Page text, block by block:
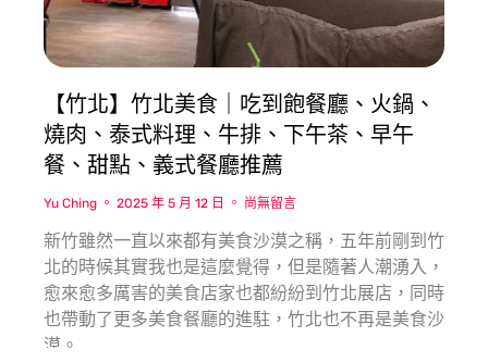
【竹北】竹北美食｜吃到飽餐廳、火鍋、
燒肉、泰式料理、牛排、下午茶、早午
餐、甜點、義式餐廳推薦
Yu Ching 2025 年 5 月 12 日 尚無留言
新竹雖然一直以來都有美食沙漠之稱，五年前剛到竹
北的時候其實我也是這麼覺得，但是隨著人潮湧入，
愈來愈多厲害的美食店家也都紛紛到竹北展店，同時
也帶動了更多美食餐廳的進駐，竹北也不再是美食沙
漠。